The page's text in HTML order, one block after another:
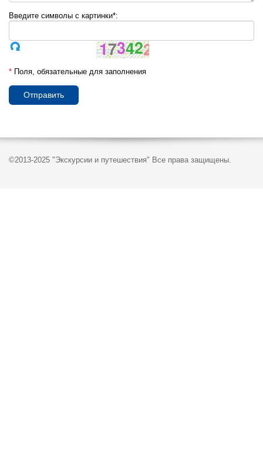
Введите символы с картинки*:
* Поля, обязательные для заполнения
Отправить
©2013-2025 "Экскурсии и путешествия" Все права защищены.